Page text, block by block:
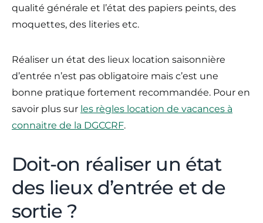
qualité générale et l’état des papiers peints, des
moquettes, des literies etc.
Réaliser un état des lieux location saisonnière
d’entrée n’est pas obligatoire mais c’est une
bonne pratique fortement recommandée. Pour en
savoir plus sur les règles location de vacances à
connaitre de la DGCCRF.
Doit-on réaliser un état
des lieux d’entrée et de
sortie ?